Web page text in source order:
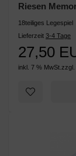
Riesen
18teiliges Legespiel
Lieferzeit 3-4 Tage
27,50
inkl. 7 % MwSt. zzgl.